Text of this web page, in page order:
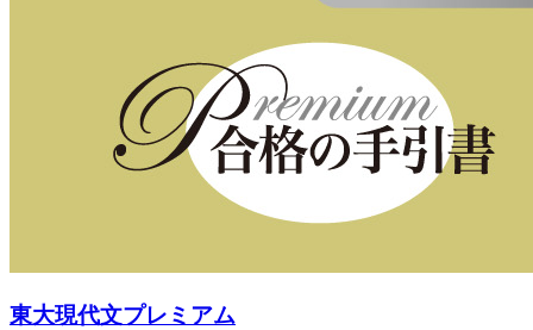
東大現代文プレミアム